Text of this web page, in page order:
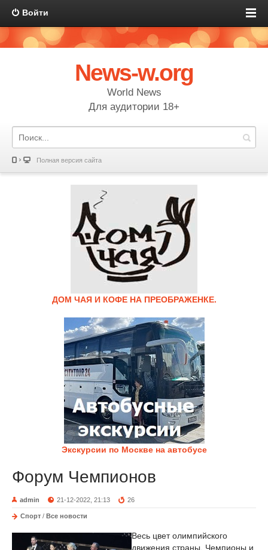
Войти
News-w.org
World News
Для аудитории 18+
Полная версия сайта
ДОМ ЧАЯ И КОФЕ НА ПРЕОБРАЖЕНКЕ.
Экскурсии по Москве на автобусе
Форум Чемпионов
admin 21-12-2022, 21:13 26
Спорт / Все новости
Весь цвет олимпийского
движения страны, Чемпионы и